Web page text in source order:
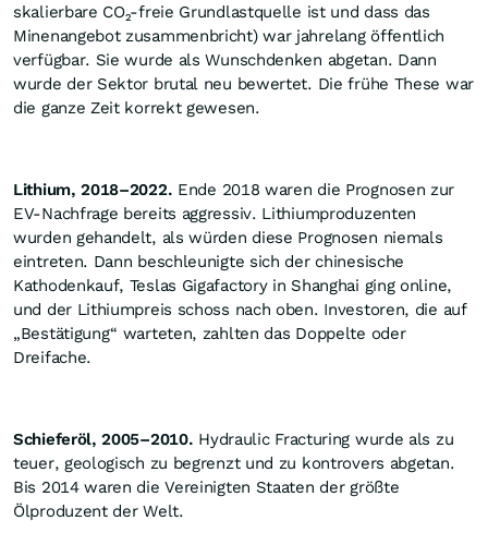
skalierbare CO₂-freie Grundlastquelle ist und dass das
Minenangebot zusammenbricht) war jahrelang öffentlich
verfügbar. Sie wurde als Wunschdenken abgetan. Dann
wurde der Sektor brutal neu bewertet. Die frühe These war
die ganze Zeit korrekt gewesen.
Lithium, 2018–2022. Ende 2018 waren die Prognosen zur
EV-Nachfrage bereits aggressiv. Lithiumproduzenten
wurden gehandelt, als würden diese Prognosen niemals
eintreten. Dann beschleunigte sich der chinesische
Kathodenkauf, Teslas Gigafactory in Shanghai ging online,
und der Lithiumpreis schoss nach oben. Investoren, die auf
„Bestätigung“ warteten, zahlten das Doppelte oder
Dreifache.
Schieferöl, 2005–2010. Hydraulic Fracturing wurde als zu
teuer, geologisch zu begrenzt und zu kontrovers abgetan.
Bis 2014 waren die Vereinigten Staaten der größte
Ölproduzent der Welt.